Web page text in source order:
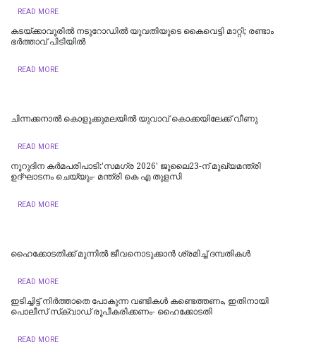
READ MORE
കടയ്ക്കാവൂരിൽ നടുറോഡില്‍ യുവതിയുടെ കൈവെട്ടി മാറ്റി; രണ്ടാം
ഭര്‍ത്താവ് പിടിയിൽ
READ MORE
ചിന്നക്കനാൽ കൊളുക്കുമലയില്‍ യുവാവ് കൊക്കയിലേക്ക് വീണു
READ MORE
നൂറുദിന കർമപരിപാടി:'സമഗ്ര 2026' ജൂലൈ23-ന് മുഖ്യമന്ത്രി
ഉദ്ഘാടനം ചെയ്യും- മന്ത്രി കെ എ തുളസി
READ MORE
ഹൈക്കോടതിക്ക് മുന്നില്‍ ജീവനൊടുക്കാന്‍ ശ്രമിച്ച് ദമ്പതികള്‍
READ MORE
ഇടിച്ചിട്ട് നിര്‍ത്താതെ പോകുന്ന വണ്ടികള്‍ കണ്ടെത്തണം, ഇതിനായി
പൊലീസ് സ്‌ക്വാഡ് രൂപീകരിക്കണം- ഹൈക്കോടതി
READ MORE